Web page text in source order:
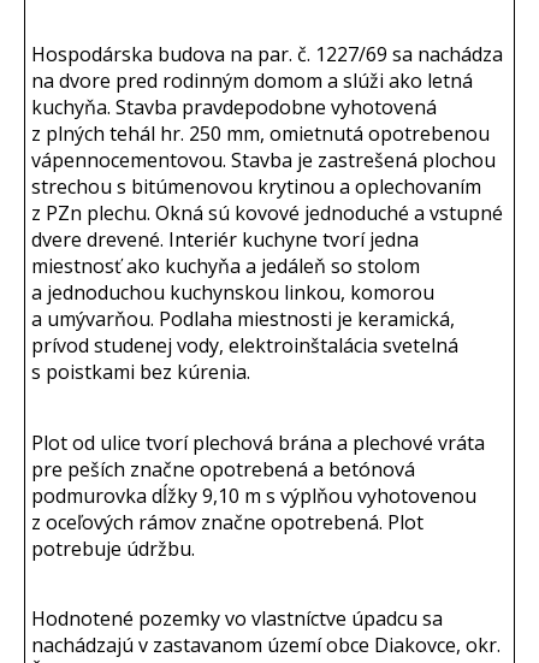
Hospodárska budova na par. č. 1227/69 sa nachádza
na dvore pred rodinným domom a slúži ako letná
kuchyňa. Stavba pravdepodobne vyhotovená
z plných tehál hr. 250 mm, omietnutá opotrebenou
vápennocementovou. Stavba je zastrešená plochou
strechou s bitúmenovou krytinou a oplechovaním
z PZn plechu. Okná sú kovové jednoduché a vstupné
dvere drevené. Interiér kuchyne tvorí jedna
miestnosť ako kuchyňa a jedáleň so stolom
a jednoduchou kuchynskou linkou, komorou
a umývarňou. Podlaha miestnosti je keramická,
prívod studenej vody, elektroinštalácia svetelná
s poistkami bez kúrenia.
Plot od ulice tvorí plechová brána a plechové vráta
pre peších značne opotrebená a betónová
podmurovka dĺžky 9,10 m s výplňou vyhotovenou
z oceľových rámov značne opotrebená. Plot
potrebuje údržbu.
Hodnotené pozemky vo vlastníctve úpadcu sa
nachádzajú v zastavanom území obce Diakovce, okr.